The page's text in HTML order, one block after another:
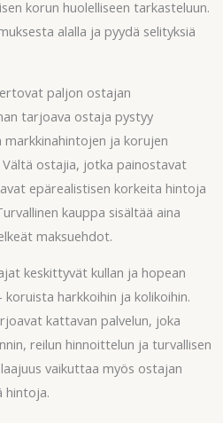
korun huolelliseen tarkasteluun.
alalla ja pyydä selityksiä
paljon ostajan
tarjoava ostaja pystyy
ja korujen
ostajia, jotka painostavat
epärealistisen korkeita hintoja
kauppa sisältää aina
maksuehdot.
keskittyvät kullan ja hopean
harkkoihin ja kolikoihin.
kattavan palvelun, joka
reilun hinnoittelun ja turvallisen
vaikuttaa myös ostajan
hintoja.